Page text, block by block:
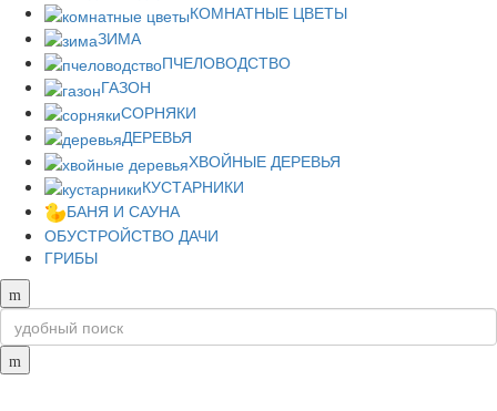
КОМНАТНЫЕ ЦВЕТЫ
ЗИМА
ПЧЕЛОВОДСТВО
ГАЗОН
СОРНЯКИ
ДЕРЕВЬЯ
ХВОЙНЫЕ ДЕРЕВЬЯ
КУСТАРНИКИ
БАНЯ И САУНА
ОБУСТРОЙСТВО ДАЧИ
ГРИБЫ